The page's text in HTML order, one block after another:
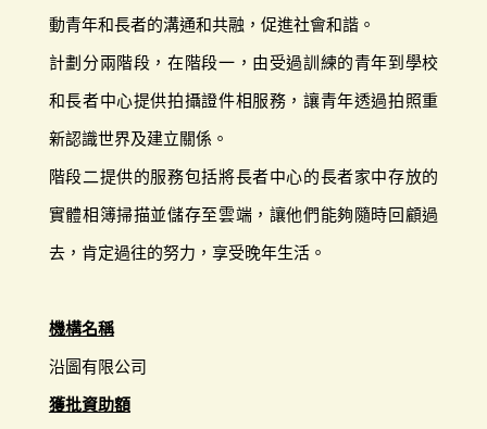
動青年和長者的溝通和共融，促進社會和諧。
計劃分兩階段，在階段一，由受過訓練的青年到學校
和長者中心提供拍攝證件相服務，讓青年透過拍照重
新認識世界及建立關係。
階段二提供的服務包括將長者中心的長者家中存放的
實體相簿掃描並儲存至雲端，讓他們能夠隨時回顧過
去，肯定過往的努力，享受晚年生活。
機構名稱
沿圖有限公司
獲批資助額